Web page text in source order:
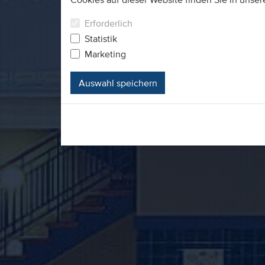
Erforderlich
Statistik
Marketing
Auswahl speichern